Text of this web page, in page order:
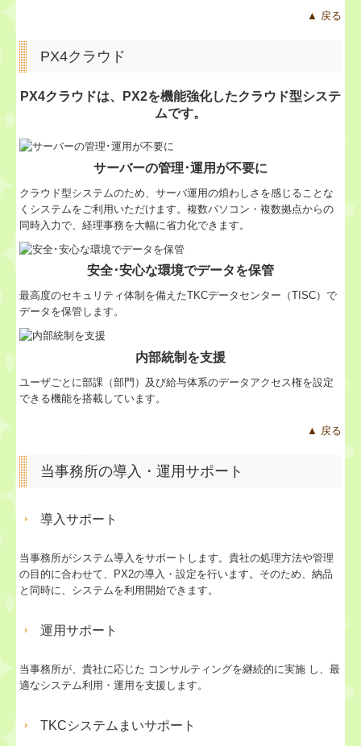
▲ 戻る
PX4クラウド
PX4クラウドは、PX2を機能強化したクラウド型システ
ムです。
サーバーの管理･運用が不要に
クラウド型システムのため、サーバ運用の煩わしさを感じることな
くシステムをご利用いただけます。複数パソコン・複数拠点からの
同時入力で、経理事務を大幅に省力化できます。
安全･安心な環境でデータを保管
最高度のセキュリティ体制を備えたTKCデータセンター（TISC）で
データを保管します。
内部統制を支援
ユーザごとに部課（部門）及び給与体系のデータアクセス権を設定
できる機能を搭載しています。
▲ 戻る
当事務所の導入・運用サポート
導入サポート
当事務所がシステム導入をサポートします。貴社の処理方法や管理
の目的に合わせて、PX2の導入・設定を行います。そのため、納品
と同時に、システムを利用開始できます。
運用サポート
当事務所が、貴社に応じた コンサルティングを継続的に実施 し、最
適なシステム利用・運用を支援します。
TKCシステムまいサポート